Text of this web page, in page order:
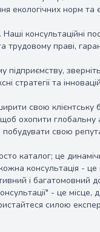
екологічних норм та
консультаційні
трудовому праві,
та
свою
охопити
побудувати свою
каталог; це
консультація -
і багатомовний
- це
силою